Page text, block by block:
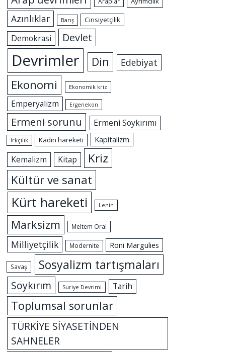
Azınlıklar Barış Cinsiyetçilik
Demokrasi Devlet
Devrimler Din Edebiyat
Ekonomi Ekonomik kriz
Emperyalizm Ergenekon
Ermeni sorunu Ermeni Soykırımı
Irkçılık Kadın hareketi Kapitalizm
Kemalizm Kitap
Kriz
Kültür ve sanat
Kürt hareketi Lenin
Marksizm Meltem Oral
Milliyetçilik Modernite Roni Margulies
Savaş Sosyalizm tartışmaları
Soykırım Suriye Devrimi Tarih
Toplumsal sorunlar
TÜRKİYE SİYASETİNDEN
SAHNELER